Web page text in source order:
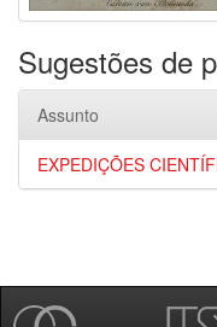
Sugestões de
Assunto
EXPEDIÇÕES